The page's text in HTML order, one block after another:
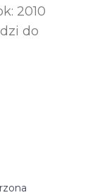
2010
do